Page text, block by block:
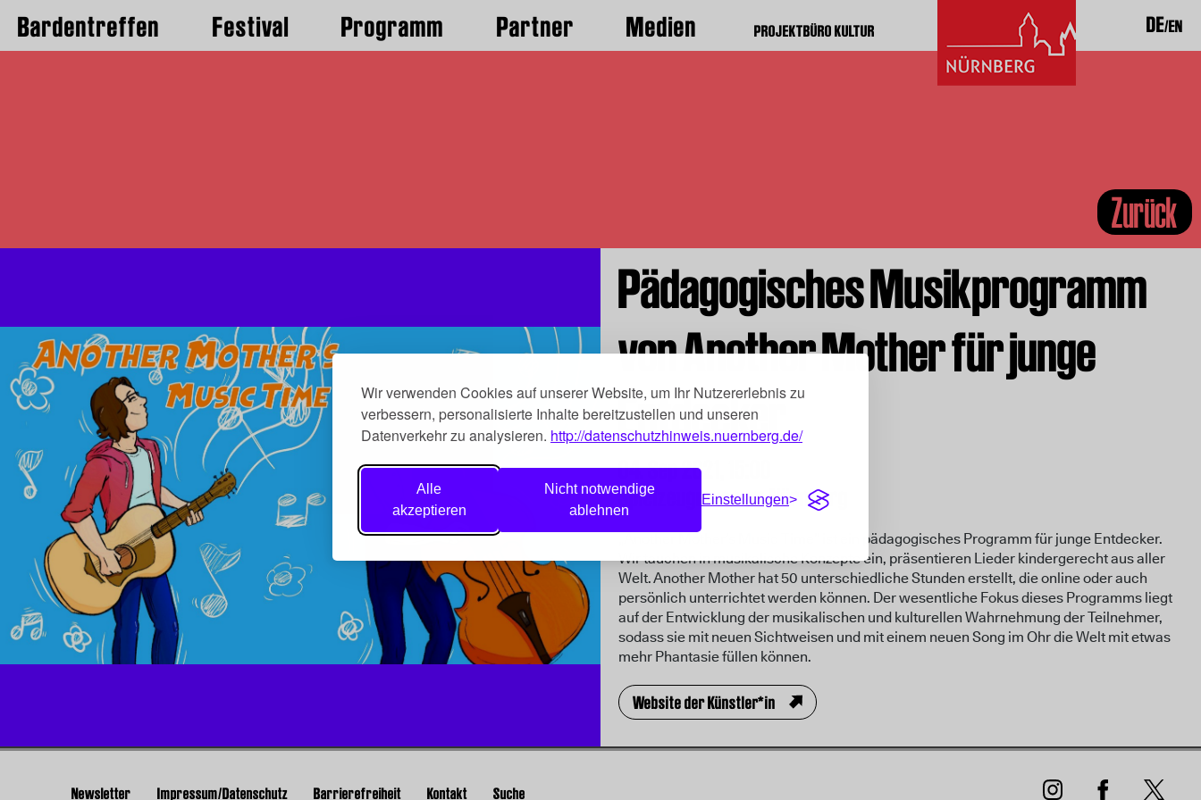
Wir verwenden Cookies auf unserer Website, um Ihr Nutzererlebnis zu
verbessern, personalisierte Inhalte bereitzustellen und unseren
Datenverkehr zu analysieren. http://datenschutzhinweis.nuernberg.de/
Alle
akzeptieren
Nicht notwendige
ablehnen
Einstellungen
PROJEKTBÜRO KULTUR
Bardentreffen Festival Programm Partner Medien DE EN
Zurück
Pädagogisches Musikprogramm
von Another Mother für junge
Entdecker
04. Sep 2021,
Spielzeugmuseum Nürnberg
„Another Mother’s Music Time” ist ein pädagogisches Programm für junge Entdecker.
Wir tauchen in musikalische Konzepte ein, präsentieren Lieder kindergerecht aus aller
Welt. Another Mother hat 50 unterschiedliche Stunden erstellt, die online oder auch
persönlich unterrichtet werden können. Der wesentliche Fokus dieses Programms liegt
auf der Entwicklung der musikalischen und kulturellen Wahrnehmung der Teilnehmer,
sodass sie mit neuen Sichtweisen und mit einem neuen Song im Ohr die Welt mit etwas
mehr Phantasie füllen können.
Website der Künstler*in
Newsletter Impressum/Datenschutz Barrierefreiheit Kontakt Suche